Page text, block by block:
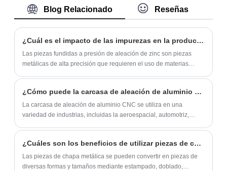
maximizan la estabilidad y utilizan cada
centímetro de espacio. La innovadora
configuración triangular se pliega contra la
pared, ideal para áreas pequeñas o
confinadas. Estos soportes son versátiles y
adecuados para diversas aplicaciones,
desde garajes hasta cocinas. El elegante
acabado en negro combina con cualquier
estilo de decoración, haciéndolos prácticos
y elegantes. Cada juego incluye dos
soportes, tornillos y anclajes para una
instalación segura. El diseño triangular
ofrece la máxima estabilidad y añade un
de diferentes requisitos de diseño e
adaptadoras de cabezal de manguera de
ducha son componentes indispensables en
los sistemas de plomería, ya que garantizan
un funcionamiento estable y un alto
rendimiento del sistema.
de chapa metálica rentables y bajo
hasta series de producción de gran
Blog Relacionado Reseñas
¿Cuál es el impacto de las impurezas en la producción de piezas fundidas a presión de aleación de zinc?
Las piezas fundidas a presión de aleación de zinc son piezas
metálicas de alta precisión que requieren el uso de materias
¿Cómo puede la carcasa de aleación de aluminio CNC reducir los costos de fabricación?
La carcasa de aleación de aluminio CNC se utiliza en una
variedad de industrias, incluidas la aeroespacial, automotriz,
¿Cuáles son los beneficios de utilizar piezas de chapa frente a otro tipo de materiales?
Las piezas de chapa metálica se pueden convertir en piezas de
diversas formas y tamaños mediante estampado, doblado,